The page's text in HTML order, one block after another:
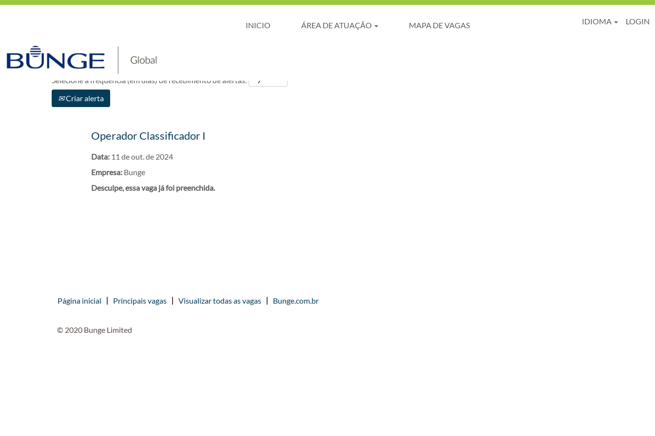
INICIO ÁREA DE ATUAÇÃO MAPA DE VAGAS IDIOMA
LOGIN
Selecione a frequência (em dias) de recebimento de alertas:
Criar alerta
Operador Classificador I
Data: 11 de out. de 2024
Empresa: Bunge
Desculpe, essa vaga já foi preenchida.
Página inicial Principais vagas Visualizar todas as vagas Bunge.com.br
© 2020 Bunge Limited